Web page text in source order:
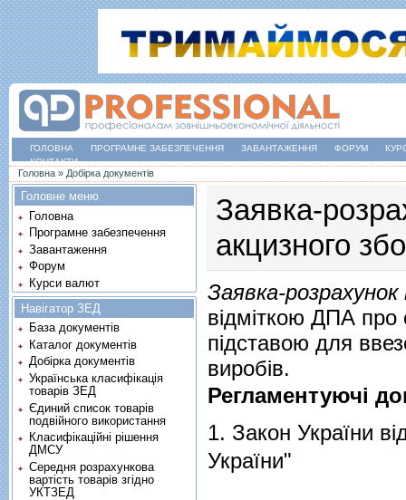
ГОЛОВНА ПРОГРАМНЕ ЗАБЕЗПЕЧЕННЯ ЗАВАНТАЖЕННЯ ФОРУМ
КОНТАКТИ
Ви є тут
Головна » Добірка документів
Заявка-
акцизного
Заявка-
відміткою ДПА про
підставою для
виробів.
Регламентуючі
1. Закон України
України"
Головне меню
Головна
Програмне забезпечення
Завантаження
Форум
Курси валют
Навігатор ЗЕД
База документів
Каталог документів
Добірка документів
Українська класифікація
товарів ЗЕД
Єдиний список товарів
подвійного використання
Класифікаційні рішення
ДМСУ
Середня розрахункова
вартість товарів згідно
УКТЗЕД